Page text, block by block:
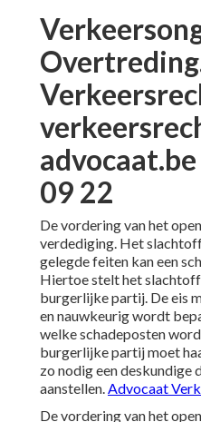
09 22
De vordering van het
verdediging. Het
gelegde feiten kan een
Hiertoe stelt het
burgerlijke partij. De eis
en nauwkeurig wordt
welke schadeposten
burgerlijke partij moet
zo nodig een deskundige
aanstellen.Advocaat
De vordering van het